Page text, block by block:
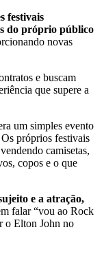
festivais
do próprio público
novas
e buscam
que supere a
um simples evento
próprios festivais
camisetas,
copos e o que
e a atração,
falar “vou ao Rock
o Elton John no